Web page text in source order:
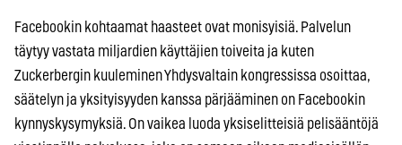
Facebookin kohtaamat haasteet ovat monisyisiä. Palvelun
täytyy vastata miljardien käyttäjien toiveita ja kuten
Zuckerbergin kuuleminen Yhdysvaltain kongressissa osoittaa,
säätelyn ja yksityisyyden kanssa pärjääminen on Facebookin
kynnyskysymyksiä. On vaikea luoda yksiselitteisiä pelisääntöjä